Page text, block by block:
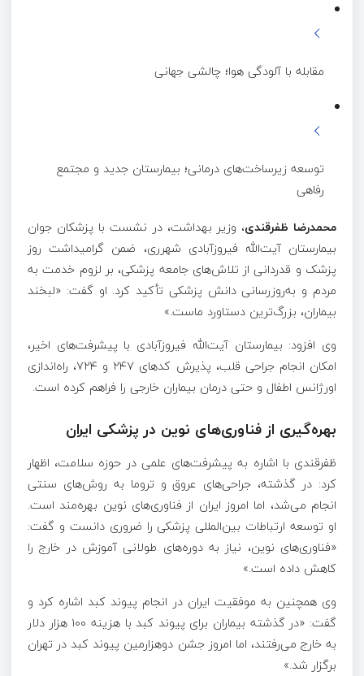
مقابله با آلودگی هوا؛ چالشی جهانی
توسعه زیرساخت‌های درمانی؛ بیمارستان جدید و مجتمع
رفاهی
محمدرضا ظفرقندی، وزیر بهداشت، در نشست با پزشکان جوان
بیمارستان آیت‌الله فیروزآبادی شهرری، ضمن گرامیداشت روز
پزشک و قدردانی از تلاش‌های جامعه پزشکی، بر لزوم خدمت به
مردم و به‌روزرسانی دانش پزشکی تأکید کرد. او گفت: «لبخند
بیماران، بزرگ‌ترین دستاورد ماست.»
وی افزود: بیمارستان آیت‌الله فیروزآبادی با پیشرفت‌های اخیر،
امکان انجام جراحی قلب، پذیرش کدهای ۲۴۷ و ۷۲۴، راه‌اندازی
اورژانس اطفال و حتی درمان بیماران خارجی را فراهم کرده است.
بهره‌گیری از فناوری‌های نوین در پزشکی ایران
ظفرقندی با اشاره به پیشرفت‌های علمی در حوزه سلامت، اظهار
کرد: در گذشته، جراحی‌های عروق و تروما به روش‌های سنتی
انجام می‌شد، اما امروز ایران از فناوری‌های نوین بهره‌مند است.
او توسعه ارتباطات بین‌المللی پزشکی را ضروری دانست و گفت:
«فناوری‌های نوین، نیاز به دوره‌های طولانی آموزش در خارج را
کاهش داده است.»
وی همچنین به موفقیت ایران در انجام پیوند کبد اشاره کرد و
گفت: «در گذشته بیماران برای پیوند کبد با هزینه ۱۰۰ هزار دلار
به خارج می‌رفتند، اما امروز جشن دوهزارمین پیوند کبد در تهران
برگزار شد.»